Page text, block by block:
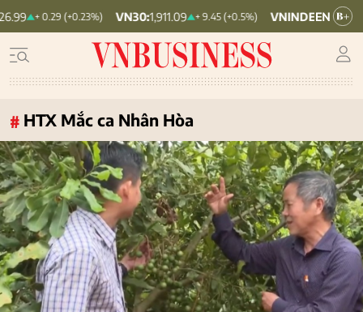
+ 0.29 (+0.23%) VN30:1,911.09 + 9.45 (+0.5%) VNINDEX: 1,768.06 + 6.83
# HTX Mắc ca Nhân Hòa